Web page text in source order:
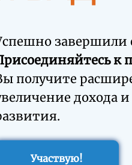
завершили
к
получите
дохода
Участвую!